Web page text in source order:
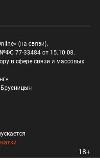
(на связи).
77-33484 от 15.10.08.
в сфере связи и массовых
18+